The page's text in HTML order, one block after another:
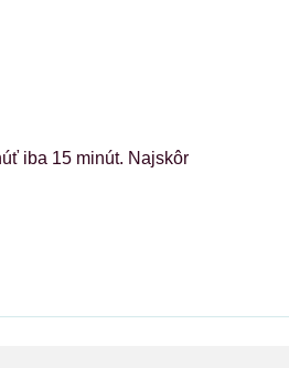
iba 15 minút. Najskôr